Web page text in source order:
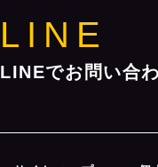
LINE
LINEでお問い合